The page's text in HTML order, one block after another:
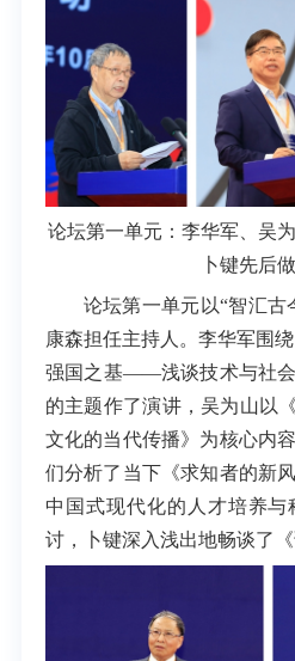
论坛第一单元：李华军、 吴为
卜键先后
论坛第一单元以“智汇古
康森担任主持人。李华军围
强国之基——浅谈技术与社会
的主题作了演讲，吴为山以
文化的当代传播》为核心内
们分析了当下《求知者的新
中国式现代化的人才培养
讨，卜键深入浅出地畅谈了《